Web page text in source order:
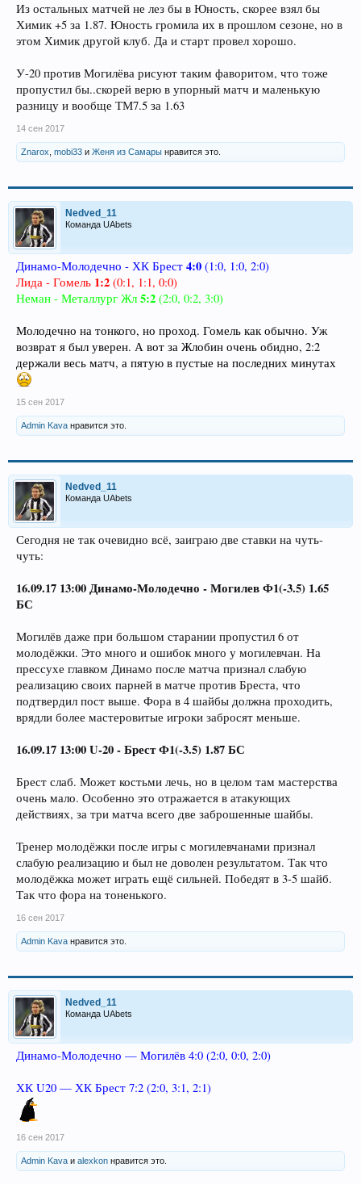
Из остальных матчей не лез бы в Юность, скорее взял бы
Химик +5 за 1.87. Юность громила их в прошлом сезоне, но в
этом Химик другой клуб. Да и старт провел хорошо.
У-20 против Могилёва рисуют таким фаворитом, что тоже
пропустил бы..скорей верю в упорный матч и маленькую
разницу и вообще ТМ7.5 за 1.63
14 сен 2017
Znarox mobi33 и Женя из Самары нравится это.
Nedved_11
Команда UAbets
Динамо-Молодечно - ХК Брест 4:0 (1:0, 1:0, 2:0)
Лида - Гомель 1:2 (0:1, 1:1, 0:0)
Неман - Металлург Жл 5:2 (2:0, 0:2, 3:0)
Молодечно на тонкого, но проход. Гомель как обычно. Уж
возврат я был уверен. А вот за Жлобин очень обидно, 2:2
держали весь матч, а пятую в пустые на последних минутах
15 сен 2017
Admin Kava нравится это.
Nedved_11
Команда UAbets
Сегодня не так очевидно всё, заиграю две ставки на чуть-
чуть:
16.09.17 13:00 Динамо-Молодечно - Могилев Ф1(-3.5) 1.65
БС
Могилёв даже при большом старании пропустил 6 от
молодёжки. Это много и ошибок много у могилевчан. На
прессухе главком Динамо после матча признал слабую
реализацию своих парней в матче против Бреста, что
подтвердил пост выше. Фора в 4 шайбы должна проходить,
врядли более мастеровитые игроки забросят меньше.
16.09.17 13:00 U-20 - Брест Ф1(-3.5) 1.87 БС
Брест слаб. Может костьми лечь, но в целом там мастерства
очень мало. Особенно это отражается в атакующих
действиях, за три матча всего две заброшенные шайбы.
Тренер молодёжки после игры с могилевчанами признал
слабую реализацию и был не доволен результатом. Так что
молодёжка может играть ещё сильней. Победят в 3-5 шайб.
Так что фора на тоненького.
16 сен 2017
Admin Kava нравится это.
Nedved_11
Команда UAbets
Динамо-Молодечно — Могилёв 4:0 (2:0, 0:0, 2:0)
ХК U20 — ХК Брест 7:2 (2:0, 3:1, 2:1)
16 сен 2017
Admin Kava и alexkon нравится это.